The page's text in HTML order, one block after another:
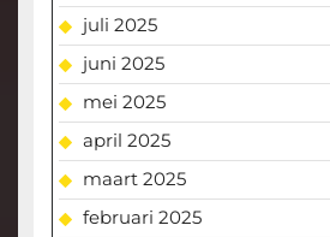
juli 2025
juni 2025
mei 2025
april 2025
maart 2025
februari 2025